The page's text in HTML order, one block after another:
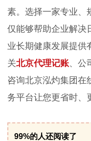
素。选择一家专业、
仅能够帮助企业解决
业长期健康发展提供
关北京代理记账、公
咨询北京泓灼集团在
务平台让您更省时、
99%的人还阅读了